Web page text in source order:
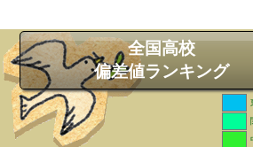
全国高校
偏差値ランキング